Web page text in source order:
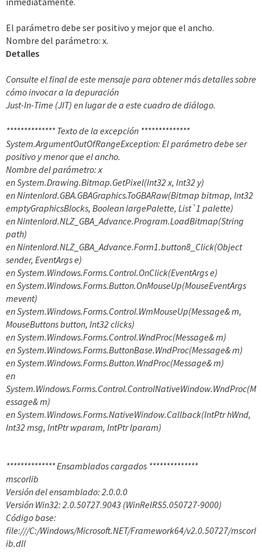
El parámetro debe ser positivo y mejor que el ancho.
Nombre del parámetro: x.
Detalles
Consulte el final de este mensaje para obtener más detalles sobre
cómo invocar a la depuración
Just-In-Time (JIT) en lugar de a este cuadro de diálogo.
************** Texto de la excepción **************
System.ArgumentOutOfRangeException: El parámetro debe ser
positivo y menor que el ancho.
Nombre del parámetro: x
en System.Drawing.Bitmap.GetPixel(Int32 x, Int32 y)
en Nintenlord.GBA.GBAGraphics.ToGBARaw(Bitmap bitmap, Int32
emptyGraphicsBlocks, Boolean largePalette, List`1 palette)
en Nintenlord.NLZ_GBA_Advance.Program.LoadBitmap(String
path)
en Nintenlord.NLZ_GBA_Advance.Form1.button8_Click(Object
sender, EventArgs e)
en System.Windows.Forms.Control.OnClick(EventArgs e)
en System.Windows.Forms.Button.OnMouseUp(MouseEventArgs
mevent)
en System.Windows.Forms.Control.WmMouseUp(Message& m,
MouseButtons button, Int32 clicks)
en System.Windows.Forms.Control.WndProc(Message& m)
en System.Windows.Forms.ButtonBase.WndProc(Message& m)
en System.Windows.Forms.Button.WndProc(Message& m)
en
System.Windows.Forms.Control.ControlNativeWindow.WndProc(M
essage& m)
en System.Windows.Forms.NativeWindow.Callback(IntPtr hWnd,
Int32 msg, IntPtr wparam, IntPtr lparam)
************** Ensamblados cargados **************
mscorlib
Versión del ensamblado: 2.0.0.0
Versión Win32: 2.0.50727.9043 (WinRelRS5.050727-9000)
Código base:
file:///C:/Windows/Microsoft.NET/Framework64/v2.0.50727/mscorl
ib.dll